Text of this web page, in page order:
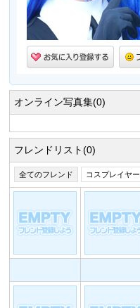
オンライン写真集(0)
フレンドリスト(0)
全てのフレンド コスプレイヤー